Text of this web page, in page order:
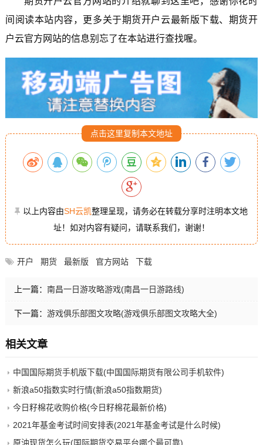
间阅读本站内容，更多关于期货开户云最新版下载、期货开
户云官方网站的信息别忘了在本站进行查找喔。
点击这里复制本文地址
以上内容由SH云凯整理呈现，请务必在转载分享时注明本文地
址！如对内容有疑问，请联系我们，谢谢！
开户 期货 最新版 官方网站 下载
上一篇： 南昌一日游攻略游戏(南昌一日游路线)
下一篇： 游戏俱乐部图文攻略(游戏俱乐部图文攻略大全)
相关文章
中国国际期货手机版下载(中国国际期货有限公司手机软件)
新浪a50指数实时行情(新浪a50指数期货)
今日籽棉花收购价格(今日籽棉花最新价格)
2021年基金考试时间安排表(2021年基金考试是什么时候)
原油现货怎么玩(国际期货交易平台哪个最可靠)